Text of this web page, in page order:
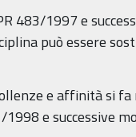
483/1997 e
può essere
e affinità si
e successive